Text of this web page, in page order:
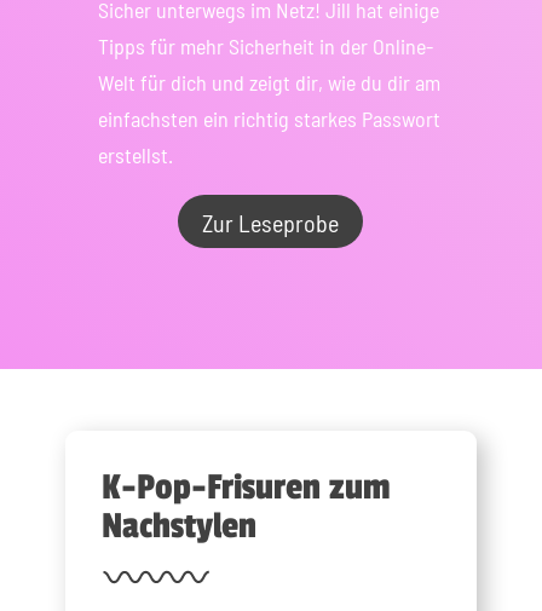
Sicher unterwegs im Netz! Jill hat einige
Tipps für mehr Sicherheit in der Online-
Welt für dich und zeigt dir, wie du dir am
einfachsten ein richtig starkes Passwort
erstellst.
Zur Leseprobe
K-Pop-Frisuren zum
Nachstylen